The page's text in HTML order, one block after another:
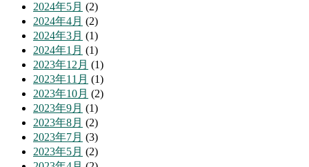
2024年5月 (2)
2024年4月 (2)
2024年3月 (1)
2024年1月 (1)
2023年12月 (1)
2023年11月 (1)
2023年10月 (2)
2023年9月 (1)
2023年8月 (2)
2023年7月 (3)
2023年5月 (2)